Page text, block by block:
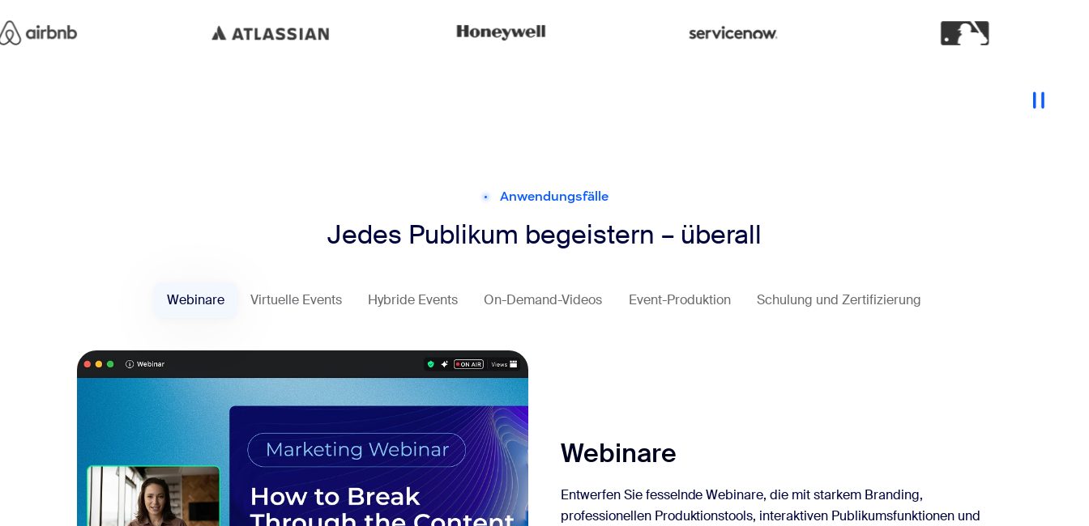
Anwendungsfälle
Jedes Publikum begeistern – überall
Webinare Virtuelle Events Hybride Events On-Demand-Videos Event-Produktion Schulung und Zertifizierung
Webinare
Entwerfen Sie fesselnde Webinare, die mit starkem Branding,
professionellen Produktionstools, interaktiven Publikumsfunktionen und